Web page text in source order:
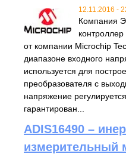
12.11.2016 -
Компания
от компании Microchip
диапазоне входного
используется для
преобразователя с
напряжение
гарантирован...
ADIS16490 –
измерительный